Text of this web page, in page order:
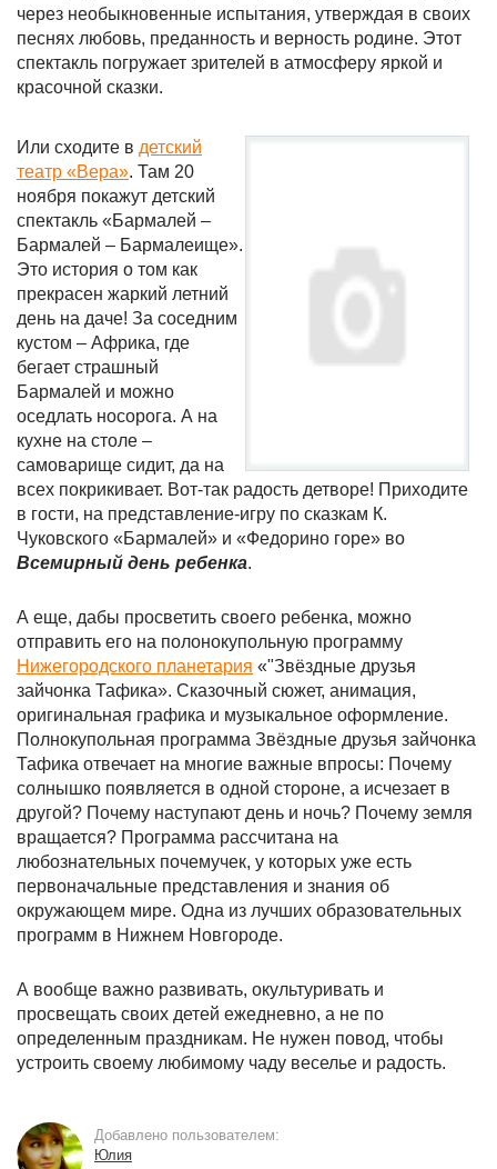
через необыкновенные испытания, утверждая в своих
песнях любовь, преданность и верность родине. Этот
спектакль погружает зрителей в атмосферу яркой и
красочной сказки.
Или сходите в детский
театр «Вера». Там 20
ноября покажут детский
спектакль «Бармалей –
Бармалей – Бармалеище».
Это история о том как
прекрасен жаркий летний
день на даче! За соседним
кустом – Африка, где
бегает страшный
Бармалей и можно
оседлать носорога. А на
кухне на столе –
самоварище сидит, да на
всех покрикивает. Вот-так радость детворе! Приходите
в гости, на представление-игру по сказкам К.
Чуковского «Бармалей» и «Федорино горе» во
Всемирный день ребенка.
А еще, дабы просветить своего ребенка, можно
отправить его на полонокупольную программу
Нижегородского планетария «"Звёздные друзья
зайчонка Тафика». Сказочный сюжет, анимация,
оригинальная графика и музыкальное оформление.
Полнокупольная программа Звёздные друзья зайчонка
Тафика отвечает на многие важные впросы: Почему
солнышко появляется в одной стороне, а исчезает в
другой? Почему наступают день и ночь? Почему земля
вращается? Программа рассчитана на
любознательных почемучек, у которых уже есть
первоначальные представления и знания об
окружающем мире. Одна из лучших образовательных
программ в Нижнем Новгороде.
А вообще важно развивать, окультуривать и
просвещать своих детей ежедневно, а не по
определенным праздникам. Не нужен повод, чтобы
устроить своему любимому чаду веселье и радость.
Добавлено пользователем:
Юлия